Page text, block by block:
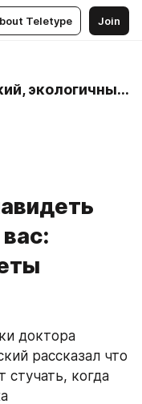
Teletype Join
Станислав Самбурский, экологичный психолог
доктора
рассказал что
стучать, когда